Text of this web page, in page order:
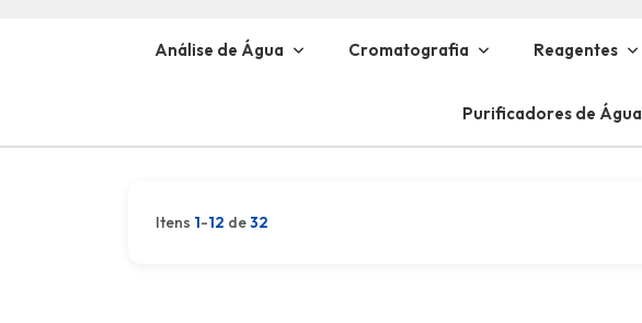
Análise de Água Cromatografia Reagentes
Purificadores de Água
Itens 1-12 de32